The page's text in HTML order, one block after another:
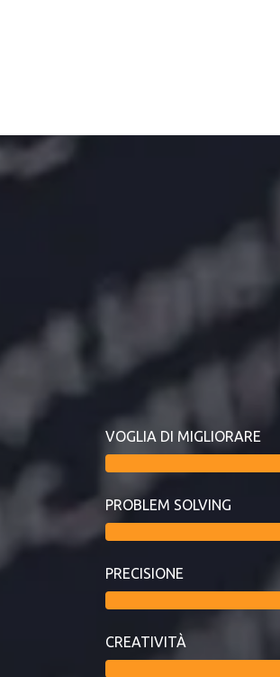
VOGLIA DI MIGLIORARE
PROBLEM SOLVING
PRECISIONE
CREATIVITÀ